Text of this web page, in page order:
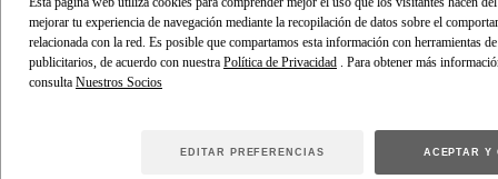
mejorar tu experiencia de navegación mediante la recopilación de datos sobre el
relacionada con la red. Es posible que compartamos esta información con herramientas
publicitarios, de acuerdo con nuestra Política de Privacidad . Para obtener más
consulta
EDITAR PREFERENCIAS ACEPTAR Y
TALLA Y CUIDADO
Corte holgado extragrande